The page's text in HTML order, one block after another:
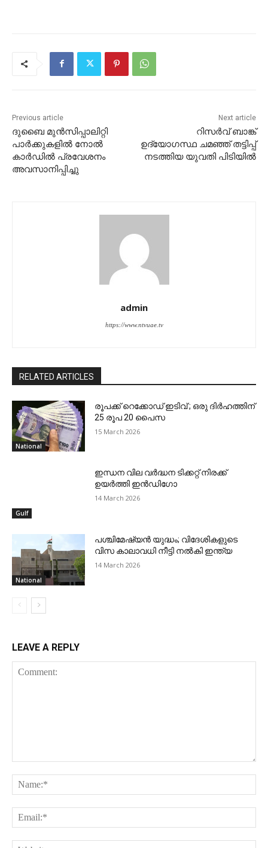
Previous article
ദുബൈ മുന്‍സിപ്പാലിറ്റി
പാര്‍ക്കുകളില്‍ നോല്‍
കാര്‍ഡില്‍ പ്രവേശനം
അവസാനിപ്പിച്ചു
Next article
റിസർവ് ബാങ്ക്
ഉദ്യോഗസ്ഥ ചമഞ്ഞ് തട്ടിപ്പ്
നടത്തിയ യുവതി പിടിയിൽ
admin
https://www.ntvuae.tv
RELATED ARTICLES
National
രൂപക്ക് റെക്കോഡ് ഇടിവ് ; ഒരു ദിര്‍ഹത്തിന്
25 രൂപ 20 പൈസ
15 March 2026
Gulf
ഇന്ധന വില വര്‍ദ്ധന ടിക്കറ്റ് നിരക്ക്
ഉയര്‍ത്തി ഇന്‍ഡിഗോ
14 March 2026
National
പശ്ചിമേഷ്യന്‍ യുദ്ധം; വിദേശികളുടെ
വിസ കാലാവധി നീട്ടി നല്‍കി ഇന്ത്യ
14 March 2026
LEAVE A REPLY